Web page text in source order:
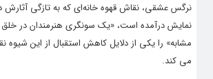
نرگس عشقی، نقاش قهوه خانه‌ای که به تازگی آثارش
نمایش درآمده است، «یک سونگری هنرمندان در خلق
مشابه» را یکی از دلایل کاهش استقبال از این شیوه
می کند.